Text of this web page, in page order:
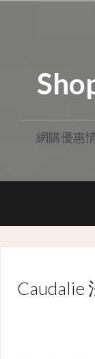
網購優惠
Caudalie